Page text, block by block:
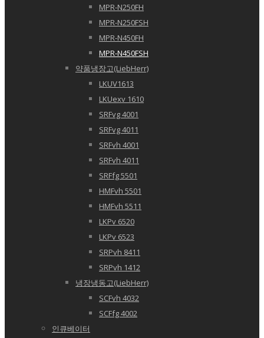
MPR-N250FH
MPR-N250FSH
MPR-N450FH
MPR-N450FSH
약품냉장고(LiebHerr)
LKUV1613
LKUexv 1610
SRFvg 4001
SRFvg 4011
SRFvh 4001
SRFvh 4011
SRFfg 5501
HMFvh 5501
HMFvh 5511
LKPv 6520
LKPv 6523
SRPvh 8411
SRPvh 1412
냉장냉동고(LiebHerr)
SCFvh 4032
SCFfg 4002
인큐베이터